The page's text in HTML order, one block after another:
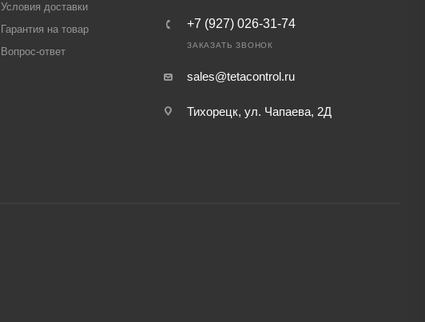
Условия доставки
Гарантия на товар
Вопрос-ответ
+7 (927) 026-31-74
ЗАКАЗАТЬ ЗВОНОК
sales@tetacontrol.ru
Тихорецк, ул. Чапаева, 2Д